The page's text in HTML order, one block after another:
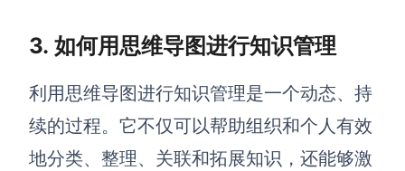
3. 如何用思维导图进行知识管理
利用思维导图进行知识管理是一个动态、持
续的过程。它不仅可以帮助组织和个人有效
地分类、整理、关联和拓展知识，还能够激